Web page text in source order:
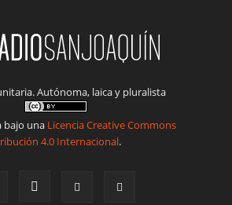
Autónoma, laica y pluralista
bajo una Licencia Creative Commons
4.0 Internacional.